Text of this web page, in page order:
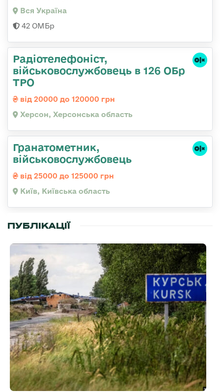
Вся Україна
42 ОМБр
Радіотелефоніст,
військовослужбовець в 126 ОБр
ТРО
від 20000 до 120000 грн
Херсон, Херсонська область
Гранатометник,
військовослужбовець
від 25000 до 125000 грн
Київ, Київська область
ПУБЛІКАЦІЇ